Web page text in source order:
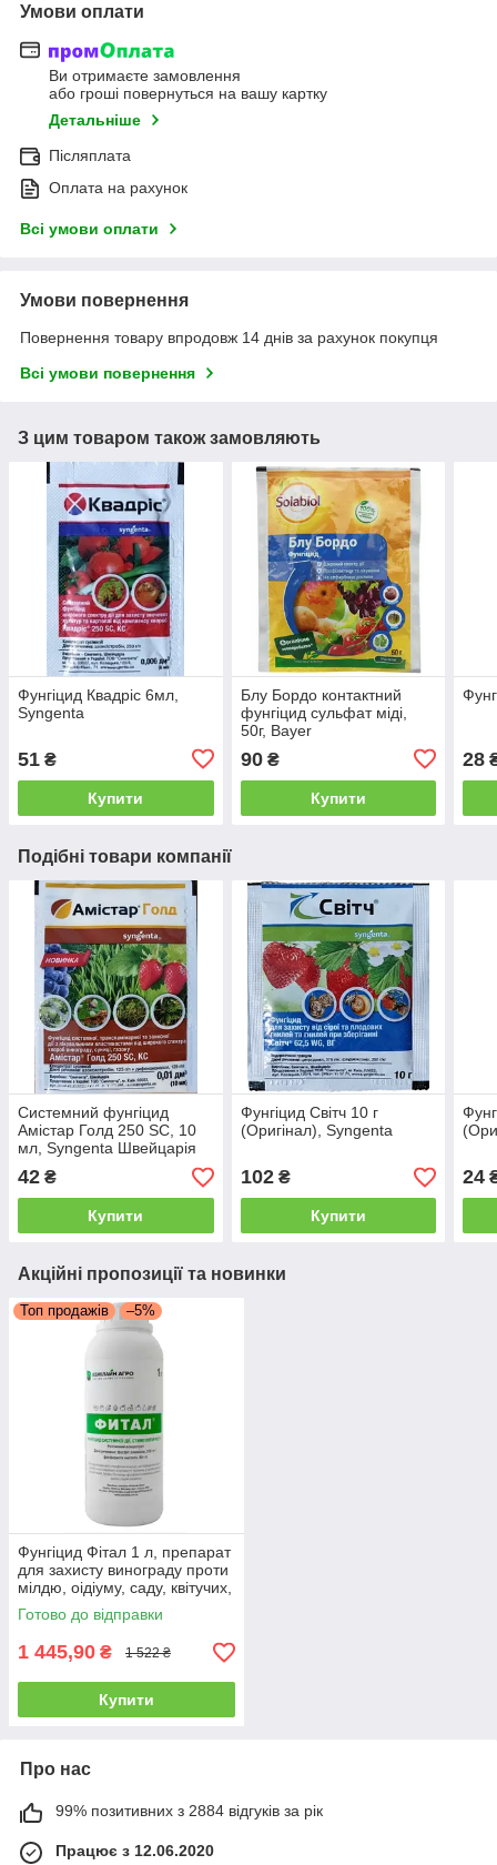
Умови оплати
Ви отримаєте замовлення
або гроші повернуться на вашу картку
Детальніше
Післяплата
Оплата на рахунок
Всі умови оплати
Умови повернення
Повернення товару впродовж 14 днів за рахунок покупця
Всі умови повернення
З цим товаром також замовляють
Фунгіцид Квадріс 6мл,
Syngenta
51 ₴
Купити
Блу Бордо контактний
фунгіцид сульфат міді,
50г, Bayer
90₴
Купити
28
Подібні товари компанії
Системний фунгіцид
Амістар Голд 250 SC, 10
мл, Syngenta Швейцарія
42 ₴
Купити
Фунгіцид Світч 10 г
(Оригінал), Syngenta
102₴
Купити
24
Акційні пропозиції та новинки
Топ продажів –5%
Фунгіцид Фітал 1 л, препарат
для захисту винограду проти
мілдю, оідіуму, саду, квітучих,
газону
Готово до відправки
1 445,90 ₴ 1 522 ₴
Купити
Про нас
99% позитивних з 2884 відгуків за рік
Працює з 12.06.2020